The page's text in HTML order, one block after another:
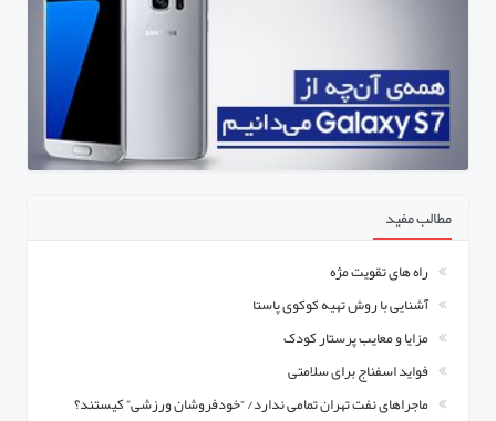
مطالب مفید
راه های تقویت مژه‌
آشنایی با روش تهیه کوکوی پاستا
مزایا و معایب پرستار کودک
فواید اسفناج برای سلامتی
ماجراهای نفت تهران تمامی ندارد/ “خودفروشان ورزشی” کیستند؟